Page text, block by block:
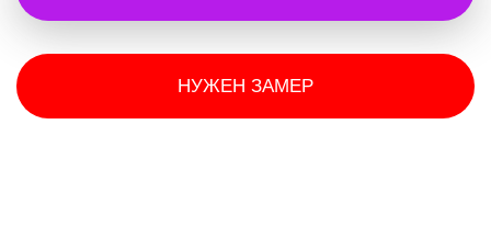
НУЖЕН ЗАМЕР